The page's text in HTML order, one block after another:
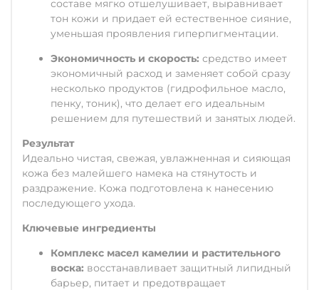
составе мягко отшелушивает, выравнивает
тон кожи и придает ей естественное сияние,
уменьшая проявления гиперпигментации.
Экономичность и скорость: средство имеет
экономичный расход и заменяет собой сразу
несколько продуктов (гидрофильное масло,
пенку, тоник), что делает его идеальным
решением для путешествий и занятых людей.
Результат
Идеально чистая, свежая, увлажненная и сияющая
кожа без малейшего намека на стянутость и
раздражение. Кожа подготовлена к нанесению
последующего ухода.
Ключевые ингредиенты
Комплекс масел камелии и растительного
воска: восстанавливает защитный липидный
барьер, питает и предотвращает